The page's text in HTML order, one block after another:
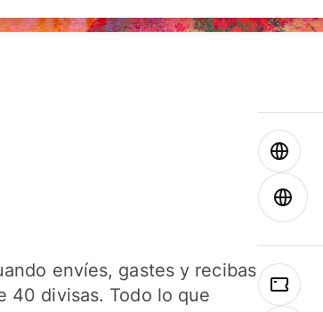
envíes, gastes y recibas
40 divisas. Todo lo que